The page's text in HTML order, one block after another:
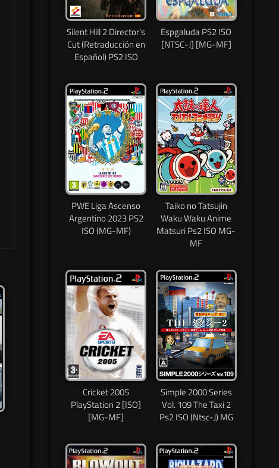
Silent Hill 2 Director’s
Cut (Retraducción en
Español) PS2 ISO
Espgaluda PS2 ISO
[NTSC-J] [MG-MF]
PWE Liga Ascenso
Argentino 2023 PS2
ISO (MG-MF)
Taiko no Tatsujin
Waku Waku Anime
Matsuri Ps2 ISO MG-
MF
Cricket 2005
PlayStation 2 [ISO]
[MG-MF]
Simple 2000 Series
Vol. 109 The Taxi 2
Ps2 ISO (Ntsc-J) MG